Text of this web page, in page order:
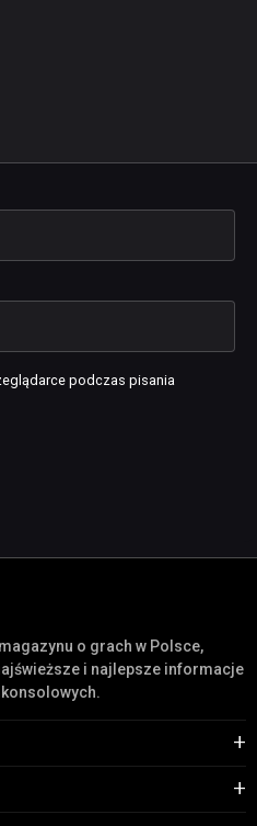
podczas pisania
o grach w Polsce,
i najlepsze informacje